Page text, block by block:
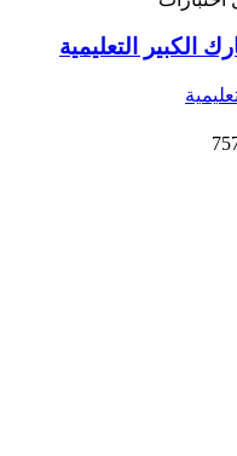
الكبير التعليمية